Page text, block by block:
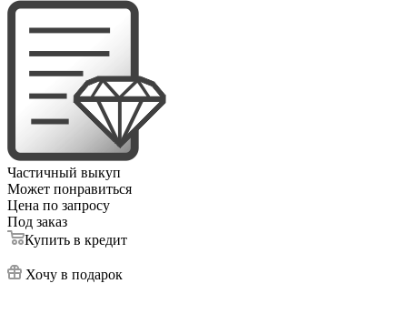
Частичный выкуп
Может понравиться
Цена по запросу
Под заказ
Купить в кредит
Хочу в подарок